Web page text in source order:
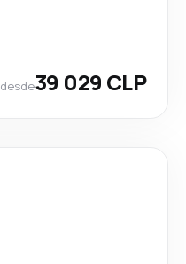
desde39 029 CLP